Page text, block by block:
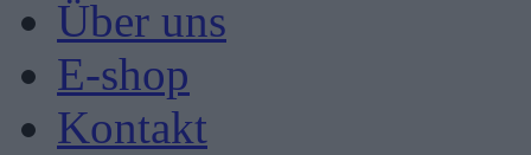
Über uns
E-shop
Kontakt